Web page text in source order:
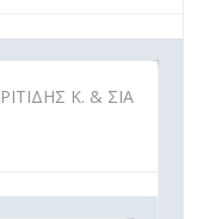
K. & ΣΙΑ